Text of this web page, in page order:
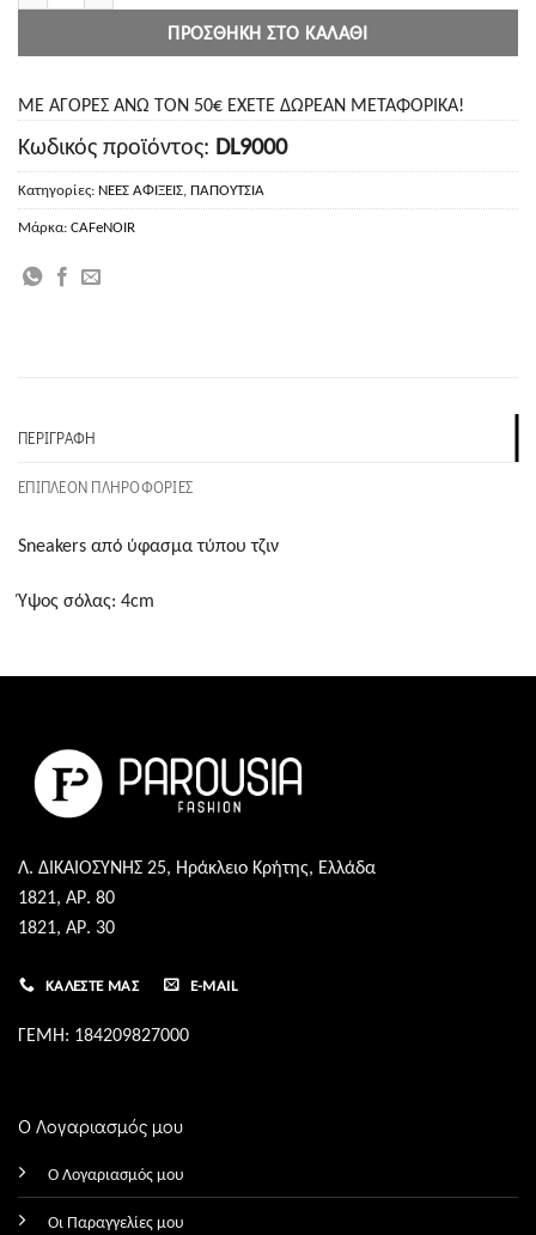
ΠΡΟΣΘΉΚΗ ΣΤΟ ΚΑΛΆΘΙ
ΜΕ ΑΓΟΡΕΣ ΑΝΩ ΤΟΝ 50€ ΕΧΕΤΕ ΔΩΡΕΑΝ ΜΕΤΑΦΟΡΙΚΑ!
Κωδικός προϊόντος: DL9000
Κατηγορίες: ΝΕΕΣ ΑΦΙΞΕΙΣ, ΠΑΠΟΥΤΣΙΑ
Μάρκα: CAFeNOIR
ΠΕΡΙΓΡΑΦΉ
ΕΠΙΠΛΈΟΝ ΠΛΗΡΟΦΟΡΊΕΣ
Sneakers από ύφασμα τύπου τζιν
Ύψος σόλας: 4cm
Λ. ΔΙΚΑΙΟΣΥΝΗΣ 25, Ηράκλειο Κρήτης, Ελλάδα
1821, ΑΡ. 80
1821, ΑΡ. 30
ΚΑΛΈΣΤΕ ΜΑΣ E-MAIL
ΓΕΜΗ: 184209827000
Ο Λογαριασμός μου
Ο Λογαριασμός μου
Οι Παραγγελίες μου